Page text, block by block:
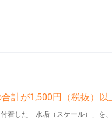
計が1,500円（税抜）
着した「水垢（スケール）」